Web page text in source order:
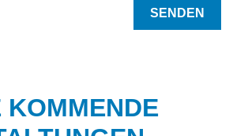
KOMMENDE